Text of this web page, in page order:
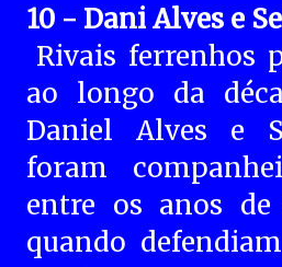
10 - Dani Alves e
Rivais ferrenhos
ao longo da
Daniel Alves e
foram
entre os anos de
quando